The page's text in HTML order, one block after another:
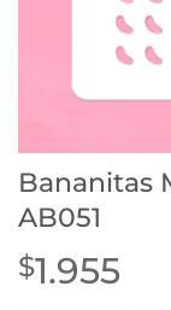
Bananitas
AB051
$1.955